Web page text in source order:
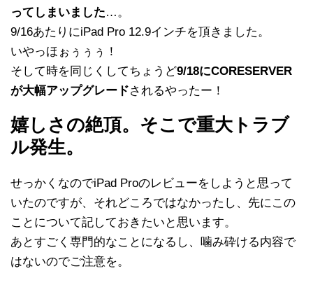
ってしまいました…。
9/16あたりにiPad Pro 12.9インチを頂きました。
いやっほぉぅぅぅ！
そして時を同じくしてちょうど9/18にCORESERVER
が大幅アップグレードされるやったー！
嬉しさの絶頂。そこで重大トラブ
ル発生。
せっかくなのでiPad Proのレビューをしようと思って
いたのですが、それどころではなかったし、先にこの
ことについて記しておきたいと思います。
あとすごく専門的なことになるし、噛み砕ける内容で
はないのでご注意を。